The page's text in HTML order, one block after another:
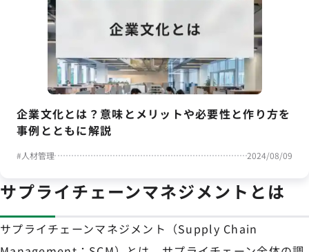
企業文化とは？意味とメリットや必要性と作り方を
事例とともに解説
#人材管理 2024/08/09
サプライチェーンマネジメントとは
サプライチェーンマネジメント（Supply Chain